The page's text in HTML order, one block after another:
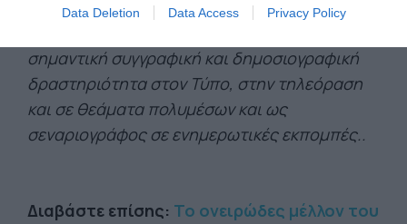
Data Deletion Data Access Privacy Policy
Πλανηταρίου, βραβευμένος για τη συνεισφορά
σημαντική συγγραφική και δημοσιογραφική
δραστηριότητα στον Τύπο, στην τηλεόραση
και σε θεάματα πολυμέσων και ως
σεναριογράφος σε ενημερωτικές εκπομπές..
Διαβάστε επίσης: Το ονειρώδες μέλλον του